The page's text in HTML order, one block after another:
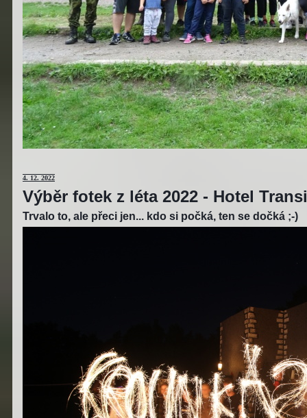
4. 12. 2022
Výběr fotek z léta 2022 - Hotel
Trvalo to, ale přeci jen... kdo si počká, ten se dočká ;-)